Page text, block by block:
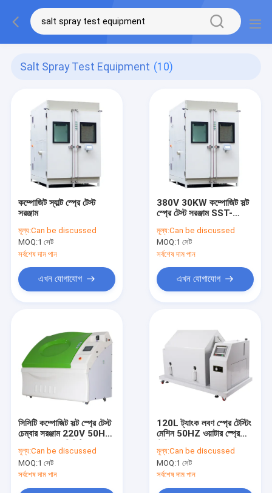
Salt Spray Test Equipment (10)
কম্পোজিট স্যাল্ট স্প্রে টেস্ট
সরঞ্জাম
মূল্য:Can be discussed
MOQ:1 সেট
সর্বশেষ দাম পান
এখন যোগাযোগ
380V 30KW কম্পোজিট সল্ট
স্প্রে টেস্ট সরঞ্জাম SST-
মূল্য:Can be discussed
MOQ:1 সেট
সর্বশেষ দাম পান
এখন যোগাযোগ
সিসিটি কম্পোজিট সল্ট স্প্রে টেস্ট
চেম্বার সরঞ্জাম 220V 50HZ
মূল্য:Can be discussed
MOQ:1 সেট
সর্বশেষ দাম পান
120L ট্যাংক লবণ স্প্রে টেস্টিং
মেশিন 50HZ ওয়াটার স্প্রে
মূল্য:Can be discussed
MOQ:1 সেট
সর্বশেষ দাম পান